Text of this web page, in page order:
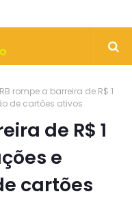
rompe a barreira de R$ 1
de cartões ativos
de R$ 1
e
cartões